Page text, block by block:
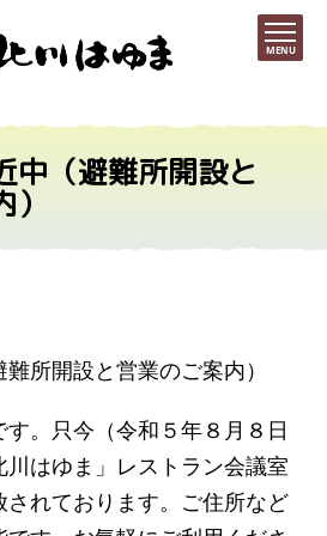
MENU
中（避難所開設と
所開設と営業のご案内）
。只今（令和５年８月８日
川はゆま」レストラン会議室
れております。ご住所など